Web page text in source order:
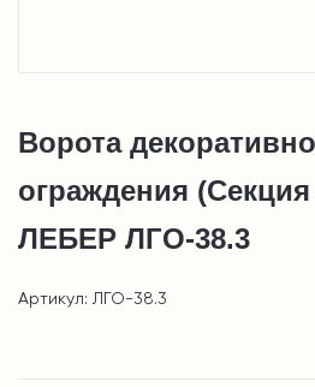
Ворота
ограждения
ЛЕБЕР ЛГО-38.3
Артикул: ЛГО-38.3